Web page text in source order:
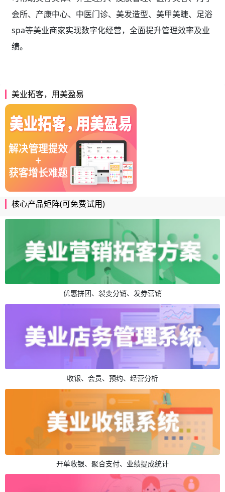
会所、产康中心、中医门诊、美发造型、美甲美睫、足浴
spa等美业商家实现数字化经营，全面提升管理效率及业
绩。
美业拓客，用美盈易
核心产品矩阵(可免费试用)
优惠拼团、裂变分销、发券营销
收银、会员、预约、经营分析
开单收银、聚合支付、业绩提成统计